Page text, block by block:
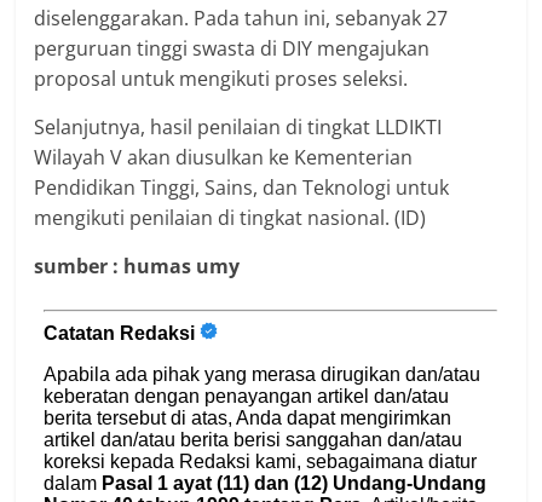
diselenggarakan. Pada tahun ini, sebanyak 27
perguruan tinggi swasta di DIY mengajukan
proposal untuk mengikuti proses seleksi.
Selanjutnya, hasil penilaian di tingkat LLDIKTI
Wilayah V akan diusulkan ke Kementerian
Pendidikan Tinggi, Sains, dan Teknologi untuk
mengikuti penilaian di tingkat nasional. (ID)
sumber : humas umy